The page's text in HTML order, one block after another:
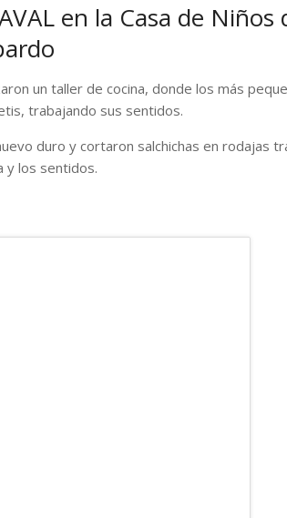
en la Casa de Niños
un taller de cocina, donde los más
trabajando sus sentidos.
duro y cortaron salchichas en rodajas
y los sentidos.